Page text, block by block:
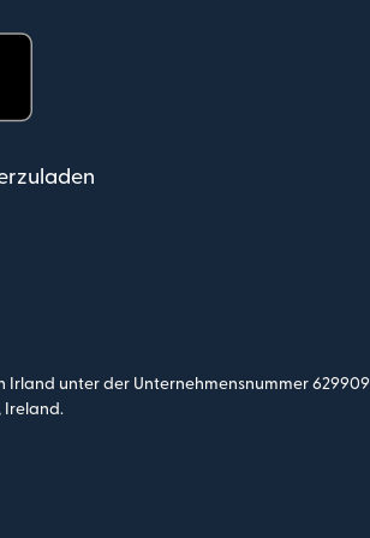
Irland unter der Unternehmensnummer 629909
Ireland.